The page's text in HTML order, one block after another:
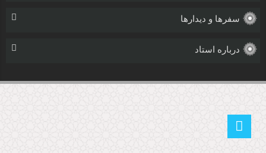
سفرها و دیدارها
درباره استاد